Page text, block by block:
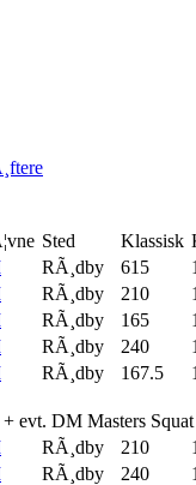
Sted Klassisk
RÃ¸dby 615
RÃ¸dby 210
RÃ¸dby 165
RÃ¸dby 240
RÃ¸dby 167.5
evt. DM Masters
RÃ¸dby 210
RÃ¸dby 240